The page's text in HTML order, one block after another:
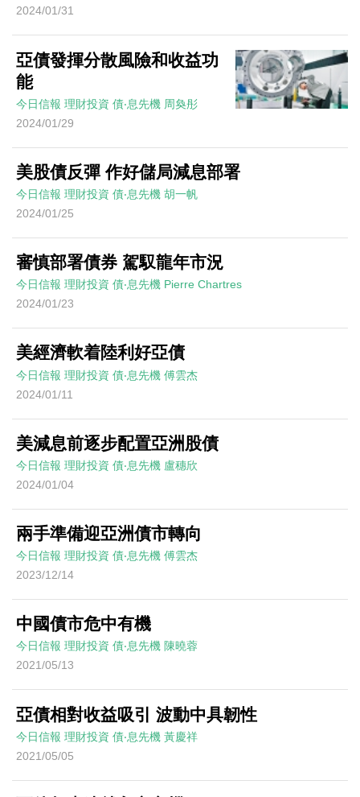
2024/01/31
亞債發揮分散風險和收益功
能
今日信報 理財投資 債‧息先機 周奐彤
2024/01/29
美股債反彈 作好儲局減息部署
今日信報 理財投資 債‧息先機 胡一帆
2024/01/25
審慎部署債券 駕馭龍年市況
今日信報 理財投資 債‧息先機 Pierre Chartres
2024/01/23
美經濟軟着陸利好亞債
今日信報 理財投資 債‧息先機 傅雲杰
2024/01/11
美減息前逐步配置亞洲股債
今日信報 理財投資 債‧息先機 盧穗欣
2024/01/04
兩手準備迎亞洲債市轉向
今日信報 理財投資 債‧息先機 傅雲杰
2023/12/14
中國債市危中有機
今日信報 理財投資 債‧息先機 陳曉蓉
2021/05/13
亞債相對收益吸引 波動中具韌性
今日信報 理財投資 債‧息先機 黃慶祥
2021/05/05